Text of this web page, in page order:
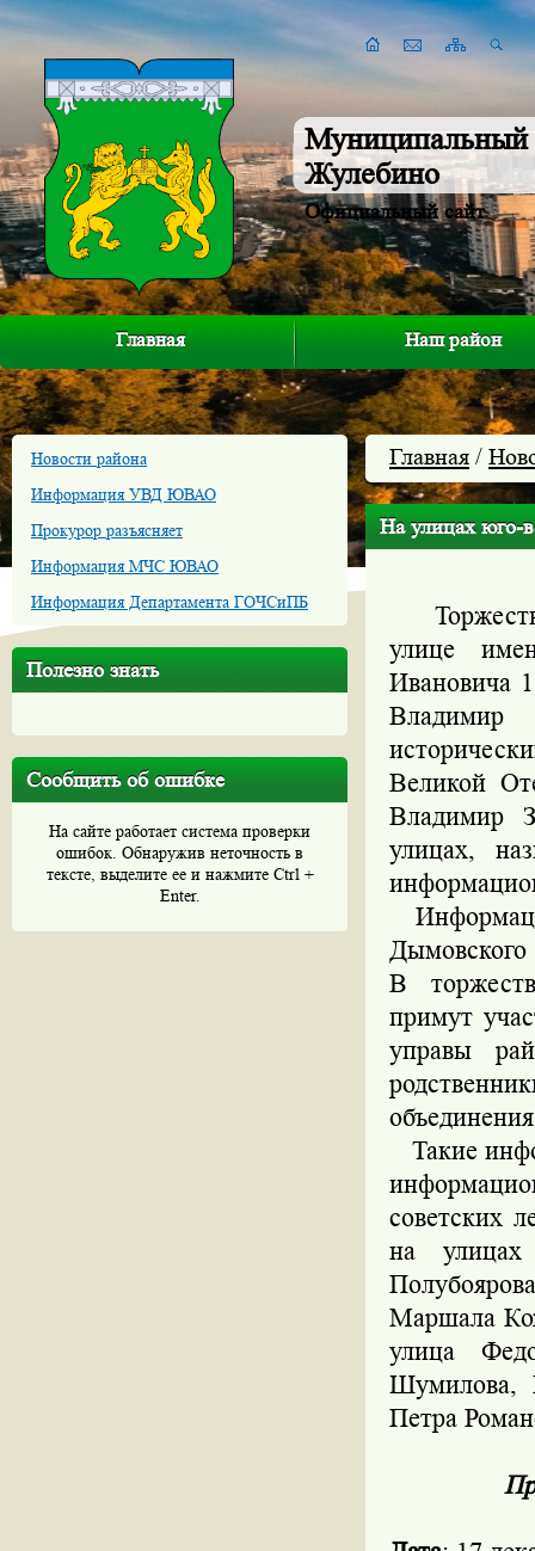
Муниципальный
Жулебино
Официальный сайт
Главная Наш район
Новости района
Информация УВД ЮВАО
Прокурор разъясняет
Информация МЧС ЮВАО
Информация Департамента ГОЧСиПБ
Полезно знать
Сообщить об ошибке
На сайте работает система проверки
ошибок. Обнаружив неточность в
тексте, выделите ее и нажмите Ctrl +
Enter.
Главная /
На улицах юго-
улице
Ивановича
Владимир
Великой
Владимир
улицах,
Дымовского
В
примут
управы
Такие
советских
на улицах
Маршала
улица
Шумилова,
Петра